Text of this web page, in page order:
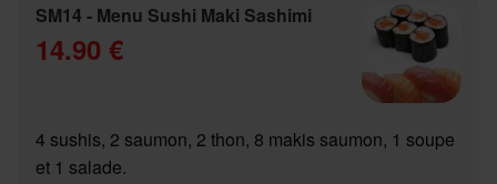
SM14 - Menu Sushi Maki Sashimi
14.90 €
4 sushis, 2 saumon, 2 thon, 8 makis saumon, 1 soupe
et 1 salade.